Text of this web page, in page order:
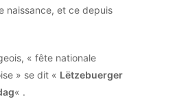
naissance, et ce depuis
« fête nationale
» se dit « Lëtzebuerger
« .